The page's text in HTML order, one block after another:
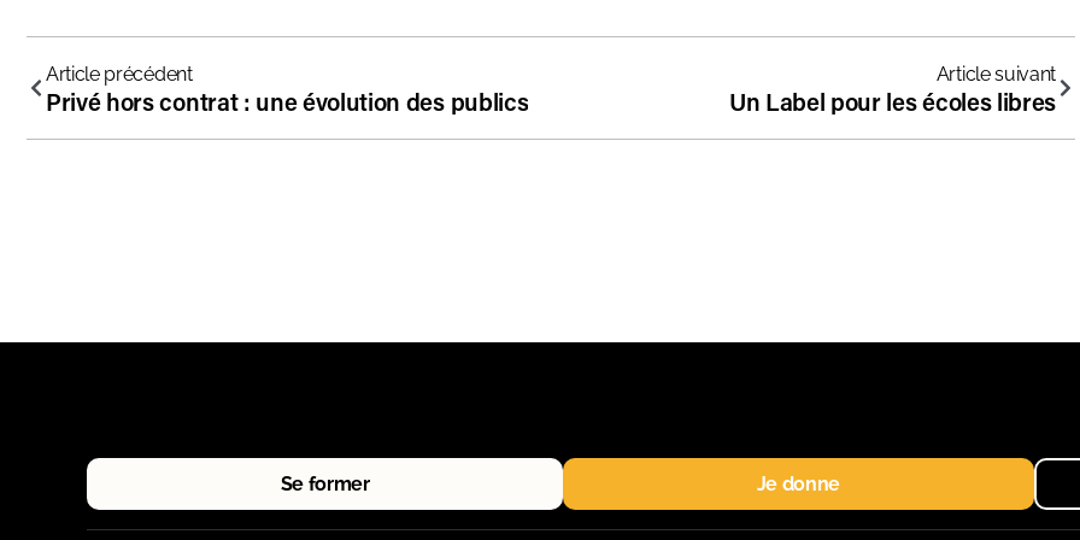
Article précédent
Privé hors contrat : une évolution des publics
Article suivant
Un Label pour les écoles libres
Se former Je donne